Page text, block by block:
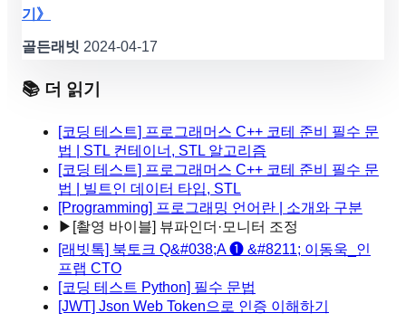
기》
골든래빗 2024-04-17
📚 더 읽기
[코딩 테스트] 프로그래머스 C++ 코테 준비 필수 문
법 | STL 컨테이너, STL 알고리즘
[코딩 테스트] 프로그래머스 C++ 코테 준비 필수 문
법 | 빌트인 데이터 타입, STL
[Programming] 프로그래밍 언어란 | 소개와 구분
▶ [촬영 바이블] 뷰파인더·모니터 조정
[래빗톡] 북토크 Q&#038;A ❶ &#8211; 이동욱_인
프랩 CTO
[코딩 테스트 Python] 필수 문법
[JWT] Json Web Token으로 인증 이해하기